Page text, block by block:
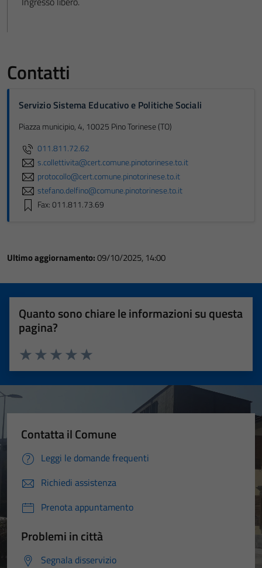
Contatti
Servizio Sistema Educativo e Politiche Sociali
Piazza municipio, 4, 10025 Pino Torinese (TO)
011.811.72.62
s.collettivita@cert.comune.pinotorinese.to.it
protocollo@cert.comune.pinotorinese.to.it
stefano.delfino@comune.pinotorinese.to.it
Fax: 011.811.73.69
Ultimo aggiornamento:09/10/2025, 14:00
Quanto sono chiare le informazioni su questa
pagina?
Valuta 5 stelle su 5
Valuta 4 stelle su 5
Valuta 3 stelle su 5
Valuta 2 stelle su 5
Valuta 1 stelle su 5
Contatta il Comune
Leggi le domande frequenti
Richiedi assistenza
Prenota appuntamento
Problemi in città
Segnala disservizio